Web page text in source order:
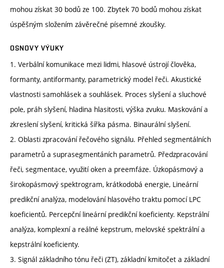
mohou získat 30 bodů ze 100. Zbytek 70 bodů mohou získat
úspěšným složením závěrečné písemné zkoušky.
OSNOVY VÝUKY
1. Verbální komunikace mezi lidmi, hlasové ústrojí člověka,
formanty, antiformanty, parametrický model řeči. Akustické
vlastnosti samohlásek a souhlásek. Proces slyšení a sluchové
pole, práh slyšení, hladina hlasitosti, výška zvuku. Maskování a
zkreslení slyšení, kritická šířka pásma. Binaurální slyšení.
2. Oblasti zpracování řečového signálu. Přehled segmentálních
parametrů a suprasegmentáních parametrů. Předzpracování
řeči, segmentace, využití oken a preemfáze. Úzkopásmový a
širokopásmový spektrogram, krátkodobá energie, Lineární
predikční analýza, modelování hlasového traktu pomocí LPC
koeficientů. Percepční lineární predikční koeficienty. Kepstrální
analýza, komplexní a reálné kepstrum, melovské spektrální a
kepstrální koeficienty.
3. Signál základního tónu řeči (ZT), základní kmitočet a základní